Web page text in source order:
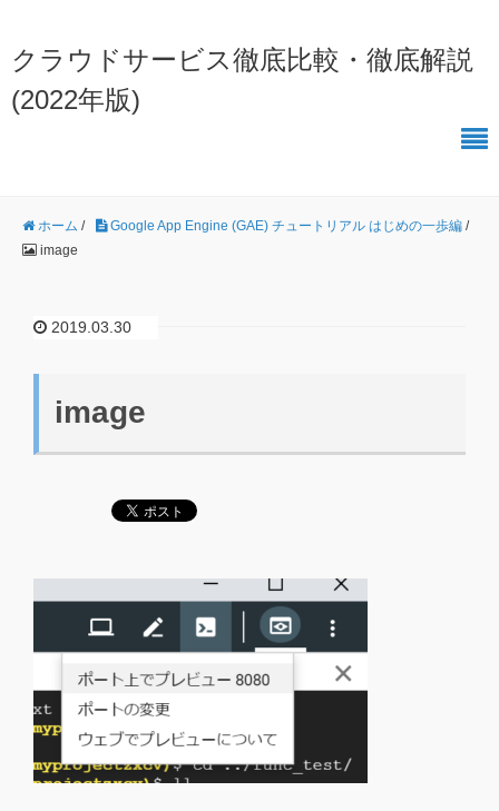
クラウドサービス徹底比較・徹底解説
(2022年版)
ホーム / Google App Engine (GAE) チュートリアル はじめの一歩編 /
image
2019.03.30
image